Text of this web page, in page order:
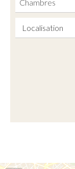
Chambres
Localisation